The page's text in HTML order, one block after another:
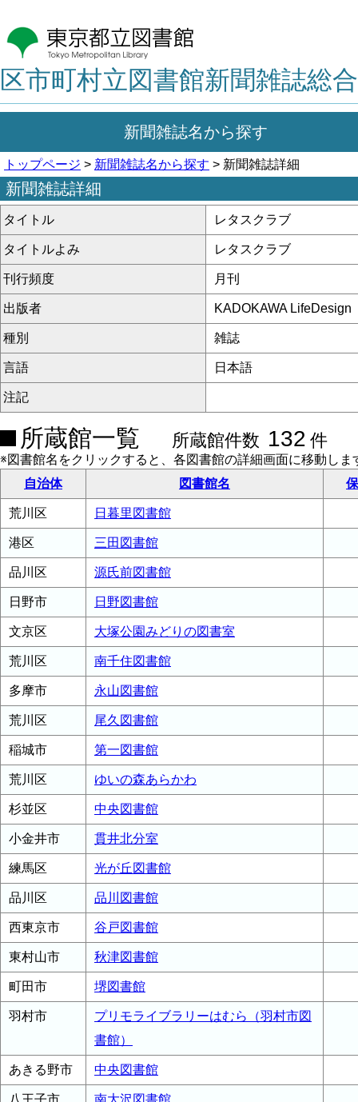
区市町村立図書館新聞雑誌総
新聞雑誌名から探す
トップページ > 新聞雑誌名から探す > 新聞雑誌詳細
新聞雑誌詳細
タイトル レタスクラブ
タイトルよみ レタスクラブ
刊行頻度 月刊
出版者 KADOKAWA LifeDesign
種別 雑誌
言語 日本語
注記
所蔵館一覧 所蔵館件数 132 件
※図書館名をクリックすると、各図書館の詳細画面に移動しま
自治体
図書館名
荒川区 日暮里図書館
港区 三田図書館
品川区 源氏前図書館
日野市 日野図書館
文京区 大塚公園みどりの図書室
荒川区 南千住図書館
多摩市 永山図書館
荒川区 尾久図書館
稲城市 第一図書館
荒川区 ゆいの森あらかわ
杉並区 中央図書館
小金井市 貫井北分室
練馬区 光が丘図書館
品川区 品川図書館
西東京市 谷戸図書館
東村山市 秋津図書館
町田市 堺図書館
羽村市
プリモライブラリーはむら（羽村市図
書館）
あきる野市 中央図書館
八王子市 南大沢図書館